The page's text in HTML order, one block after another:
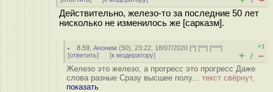
Действительно, железо-то за последние 50 лет
нисколько не изменилось же [сарказм].
8.59 ,Аноним (50), 23:22, 18/07/2020 [^] [^^] [^^^]
[ответить] [к модератору]
+1
+ / –
Железо это железо, а прогресс это прогресс Даже
слова разные Сразу высшее полу... текст свёрнут,
показать